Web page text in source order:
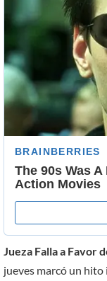
Jueza Falla a Favor
jueves marcó un